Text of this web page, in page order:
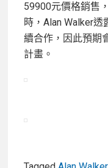
59900元價格銷售
時，Alan Walker
續合作，因此預期
計畫。